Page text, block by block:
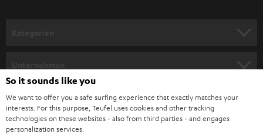
HEIMKINO-KOMPLETTANLAGEN
SOUNDBARS
KARRIERE
Teufel Onlineshops
DEUTSCHLAND
So it sounds like you
We want to offer you a safe surfing experience that exactly matches your
interests. For this purpose, Teufel uses cookies and other tracking
technologies on these websites - also from third parties - and engages
personalization services.